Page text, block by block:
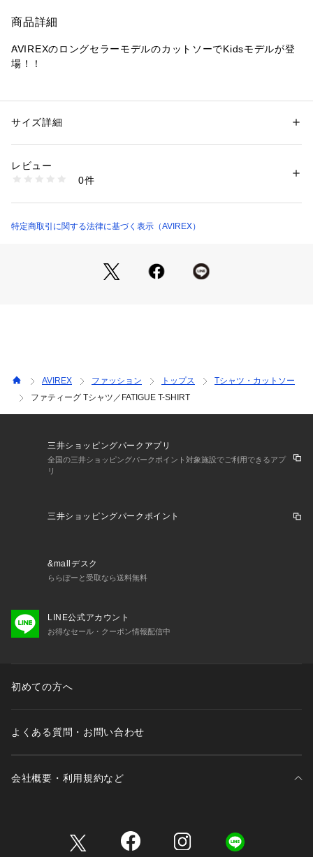
商品詳細
AVIREXのロングセラーモデルのカットソーでKidsモデルが登
場！！
ディテール：手持ち感のある厚手の天竺素材を使用したクルー
しいアイテムです。
てきた。
ウェアも創り出している。
その無駄の無いデザイン、ノスタルジックな味わいは世界中の
が、ご理解下さいます様お願いいたします。
■当ショップの在庫数は 直営店舗の商品も含まれています。在
庫数が日々変動する為、ご注文頂いた時点で在庫が完売になっ
■サイズ表は、製品の生地や織りなどの特性により、多少の誤
差はございます。予めご了承ください。
性別：キッズ・ベビー
素材：ブラックホワイト:（本体）コットン 100%（リブ部分）コットン 1
ネイビーオリーブホワイトカモ34:（本体）コットン 60% ポリエステル 4
0%（別布部分）ポリエステル 100%
洗濯：30℃非常に弱い 漂白× アイロン150℃ ドライ× タンブル乾燥× 吊り
※詳しい洗濯方法については、商品の品質表示タグをご覧ください
サイズ詳細
レビュー
0件
特定商取引に関する法律に基づく表示（AVIREX）
AVIREX ファッション トップス
Tシャツ・カットソー
ファティーグ Tシャツ／FATIGUE T-SHIRT
三井ショッピングパークアプリ
全国の三井ショッピングパークポイント対象施設でご利用できるアプ
リ
三井ショッピングパークポイント
&mallデスク
ららぽーと受取なら送料無料
LINE公式アカウント
お得なセール・クーポン情報配信中
初めての方へ
よくある質問・お問い合わせ
会社概要・利用規約など